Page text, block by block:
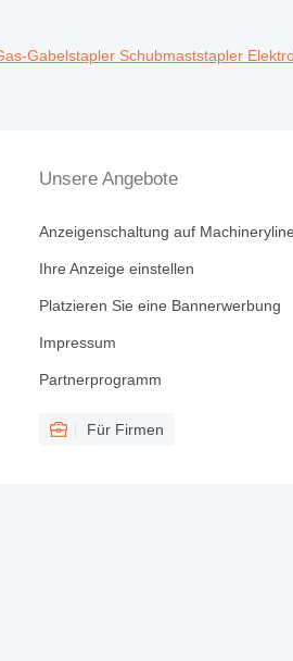
Gabelstapler Schubmaststapler
Unsere Angebote
Anzeigenschaltung auf Machineryline
Ihre Anzeige einstellen
Platzieren Sie eine Bannerwerbung
Impressum
Partnerprogramm
Für Firmen